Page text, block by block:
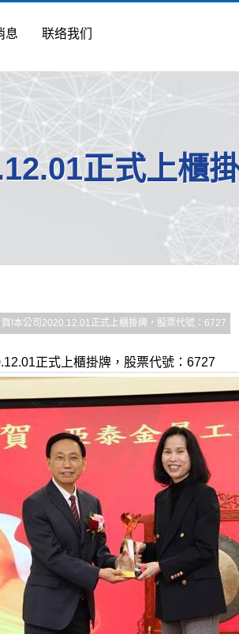
息 联络我们
正式上櫃
賀!本公司2020.12.01正式上櫃掛牌，股票代號：6727
正式上櫃掛牌，股票代號： 6727